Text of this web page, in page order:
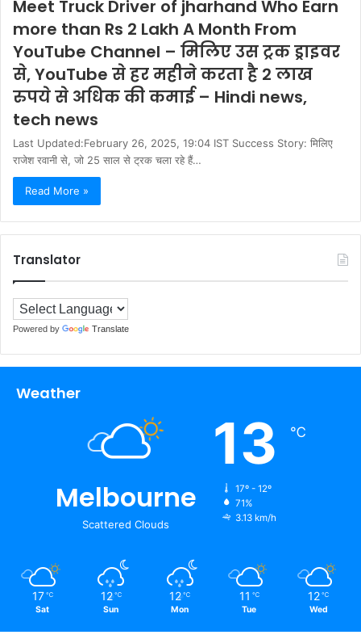
Meet Truck Driver of jharhand Who Earn
more than Rs 2 Lakh A Month From
YouTube Channel – म‍िल‍िए उस ट्रक ड्राइवर
से, YouTube से हर महीने करता है 2 लाख
रुपये से अध‍िक की कमाई – Hindi news,
tech news
Last Updated:February 26, 2025, 19:04 IST Success Story: मिलिए
राजेश रवानी से, जो 25 साल से ट्रक चला रहे हैं…
Read More »
Translator
Powered by Translate
Weather
Melbourne
Scattered Clouds
13 ℃
17º - 12º
71%
3.13 km/h
17 ℃
Sat
12 ℃
Sun
12 ℃
Mon
11 ℃
Tue
12 ℃
Wed